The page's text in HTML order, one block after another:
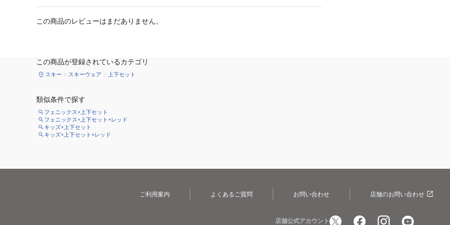
この商品のレビューはまだありません。
この商品が登録されているカテゴリ
スキー スキーウェア 上下セット
類似条件で探す
フェニックス×上下セット
フェニックス×上下セット×レッド
キッズ×上下セット
キッズ×上下セット×レッド
ご利用案内 よくあるご質問 お問い合わせ 店舗のお問い合わせ
店舗公式アカウント